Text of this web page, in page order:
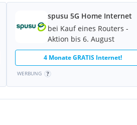
spusu 5G Home Internet
bei Kauf eines Routers -
Aktion bis 6. August
4 Monate GRATIS Internet!
WERBUNG